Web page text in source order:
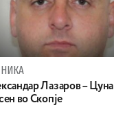
Лазаров – Цуна
во Скопје